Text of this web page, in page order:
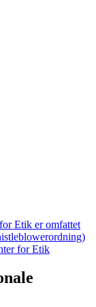
Etik er omfattet
for Etik